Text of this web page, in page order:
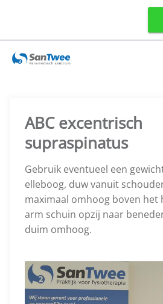
ABC excentrisch
supraspinatus
Gebruik eventueel een
elleboog, duw vanuit
maximaal omhoog boven het
arm schuin opzij naar
duim omhoog.